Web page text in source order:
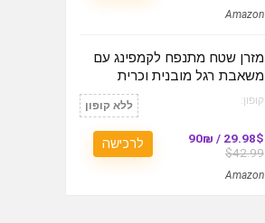
Amazon
מזרן שטח מתנפח לקמפינג עם
משאבת רגל מובנית וכרית
קופון: ללא קופון
29.98$ / 90₪
$42.99
Amazon
לרכישה